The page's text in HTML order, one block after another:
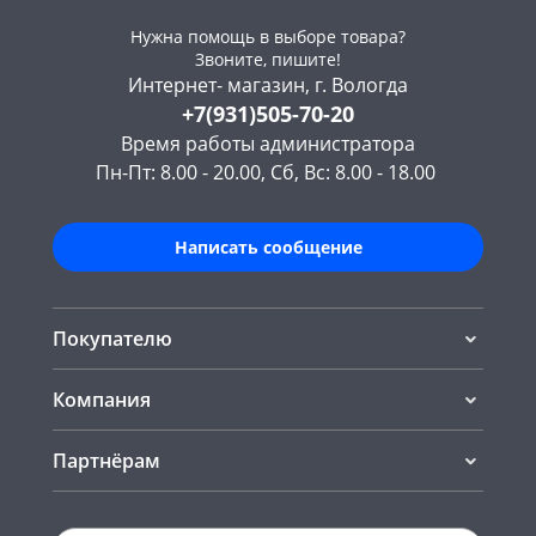
Нужна помощь в выборе товара?
Звоните, пишите!
Интернет- магазин, г. Вологда
+7(931)505-70-20
Время работы администратора
Пн-Пт: 8.00 - 20.00, Сб, Вс: 8.00 - 18.00
Написать сообщение
Покупателю
Компания
Партнёрам